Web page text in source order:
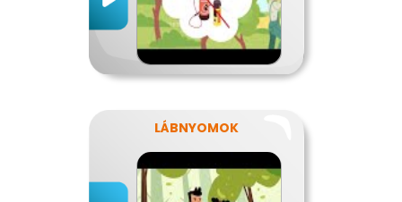
LÁBNYOMOK